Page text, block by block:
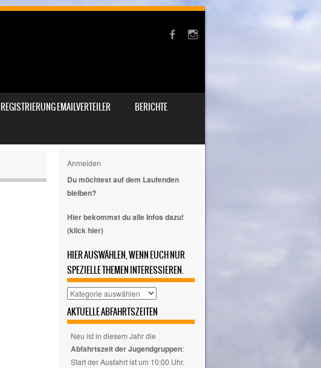
REGISTRIERUNG EMAILVERTEILER
BERICHTE
Anmelden
Du möchtest auf dem Laufenden
bleiben?
Hier bekommst du alle Infos dazu!
(klick hier)
HIER AUSWÄHLEN, WENN EUCH NUR
SPEZIELLE THEMEN INTERESSIEREN.
Hier
auswählen,
wenn
AKTUELLE ABFAHRTSZEITEN
Neu ist in diesem Jahr die
Abfahrtszeit der Jugendgruppen:
Start der Ausfahrt ist um 10:00 Uhr.